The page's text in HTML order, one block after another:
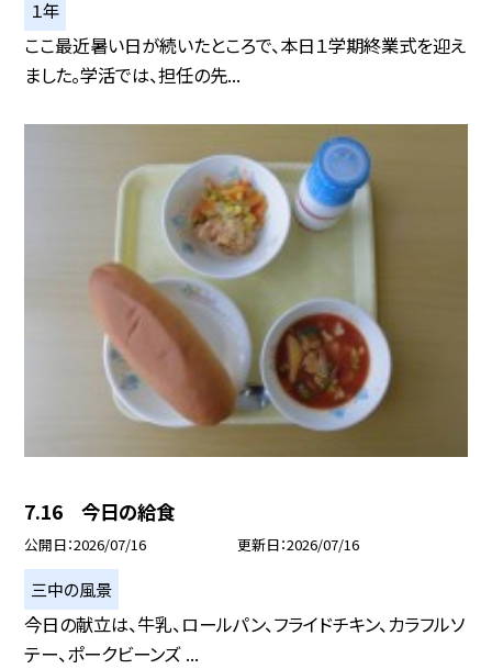
１年
ここ最近暑い日が続いたところで、本日１学期終業式を迎え
ました。学活では、担任の先...
7.16 今日の給食
公開日 2026/07/16 更新日 2026/07/16
三中の風景
今日の献立は、牛乳、ロールパン、フライドチキン、カラフルソ
テー、ポークビーンズ ...